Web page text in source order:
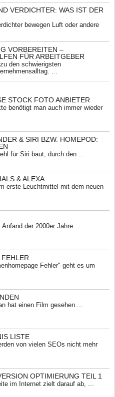
VERDICHTER: WAS IST DER
bewegen Luft oder andere
VORBEREITEN –
FÜR ARBEITGEBER
den schwierigsten
...
STOCK FOTO ANBIETER
benötigt man auch immer wieder
& SIRI BZW. HOMEPOD:
für Siri baut, durch den ...
& ALEXA
erste Leuchtmittel mit dem neuen
der 2000er Jahre. ...
Fehler" geht es um
hat einen Film gesehen ...
LISTE
von vielen SEOs nicht mehr
OPTIMIERUNG TEIL 1
im Internet zielt darauf ab, ...